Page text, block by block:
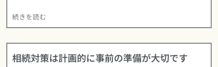
続きを読む
相続対策は計画的に事前の準備が大切です